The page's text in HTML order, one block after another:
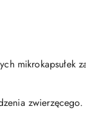
mikrokapsułek
zwierzęcego.